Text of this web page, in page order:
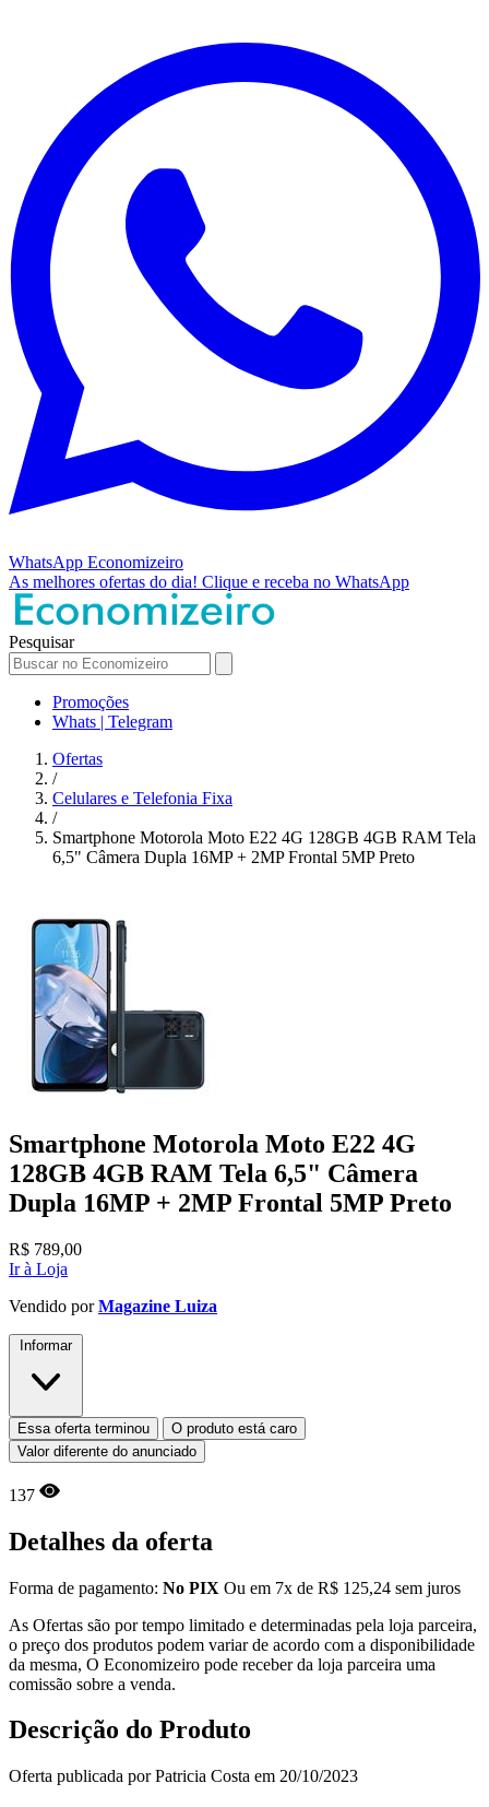
WhatsApp Economizeiro
As melhores ofertas do dia! Clique e receba no WhatsApp
Pesquisar
Promoções
Whats | Telegram
Ofertas
/
Celulares e Telefonia Fixa
/
Smartphone Motorola Moto E22 4G 128GB 4GB RAM Tela
6,5" Câmera Dupla 16MP + 2MP Frontal 5MP Preto
Smartphone Motorola Moto E22 4G
128GB 4GB RAM Tela 6,5" Câmera
Dupla 16MP + 2MP Frontal 5MP Preto
R$ 789,00
Ir à Loja
Vendido porMagazine Luiza
Informar
Essa oferta terminou
O produto está caro
Valor diferente do anunciado
137
Detalhes da oferta
Forma de pagamento: No PIX Ou em 7x de R$ 125,24 sem juros
As Ofertas são por tempo limitado e determinadas pela loja parceira,
o preço dos produtos podem variar de acordo com a disponibilidade
da mesma, O Economizeiro pode receber da loja parceira uma
comissão sobre a venda.
Descrição do Produto
Oferta publicada por Patricia Costa em 20/10/2023